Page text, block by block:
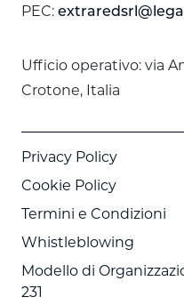
PEC:
Ufficio operativo: via
Crotone, Italia
Privacy Policy
Cookie Policy
Termini e Condizioni
Whistleblowing
Modello di
231